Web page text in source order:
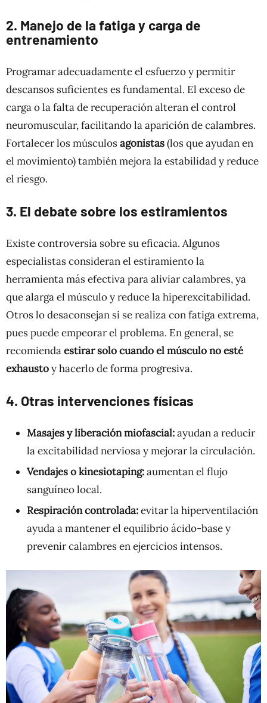
2. Manejo de la fatiga y carga de
entrenamiento
Programar adecuadamente el esfuerzo y permitir
descansos suficientes es fundamental. El exceso de
carga o la falta de recuperación alteran el control
neuromuscular, facilitando la aparición de calambres.
Fortalecer los músculosagonistas(los que ayudan en
el movimiento) también mejora la estabilidad y reduce
el riesgo.
3. El debate sobre los estiramientos
Existe controversia sobre su eficacia. Algunos
especialistas consideran el estiramiento la
herramienta más efectiva para aliviar calambres, ya
que alarga el músculo y reduce la hiperexcitabilidad.
Otros lo desaconsejan si se realiza con fatiga extrema,
pues puede empeorar el problema. En general, se
recomiendaestirar solo cuando el músculo no esté
exhaustoy hacerlo de forma progresiva.
4. Otras intervenciones físicas
Masajes y liberación miofascial:ayudan a reducir
la excitabilidad nerviosa y mejorar la circulación.
Vendajes o kinesiotaping:aumentan el flujo
sanguíneo local.
Respiración controlada:evitar la hiperventilación
ayuda a mantener el equilibrio ácido-base y
prevenir calambres en ejercicios intensos.